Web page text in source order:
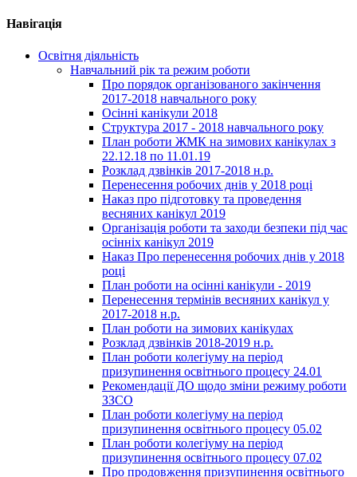
Навігація
Освітня діяльність
Навчальний рік та режим роботи
Про порядок організованого закінчення
2017-2018 навчального року
Осінні канікули 2018
Структура 2017 - 2018 навчального року
План роботи ЖМК на зимових канікулах з
22.12.18 по 11.01.19
Розклад дзвінків 2017-2018 н.р.
Перенесення робочих днів у 2018 році
Наказ про підготовку та проведення
весняних канікул 2019
Організація роботи та заходи безпеки під час
осінніх канікул 2019
Наказ Про перенесення робочих днів у 2018
році
План роботи на осінні канікули - 2019
Перенесення термінів весняних канікул у
2017-2018 н.р.
План роботи на зимових канікулах
Розклад дзвінків 2018-2019 н.р.
План роботи колегіуму на період
призупинення освітнього процесу 24.01
Рекомендації ДО щодо зміни режиму роботи
ЗЗСО
План роботи колегіуму на період
призупинення освітнього процесу 05.02
План роботи колегіуму на період
призупинення освітнього процесу 07.02
Про продовження призупинення освітнього